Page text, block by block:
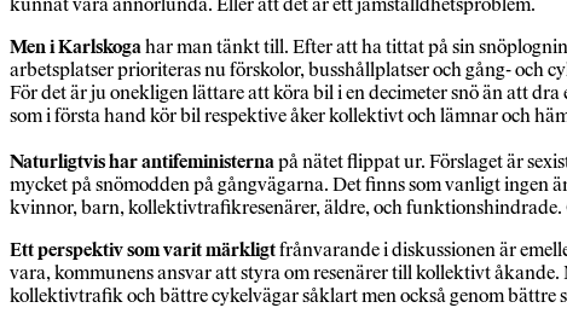
Men i Karlskogahar man tänkt till. Efter att ha tittat på sin
arbetsplatser prioriteras nu förskolor, busshållplatser och gång- och
För det är ju onekligen lättare att köra bil i en decimeter snö än att
som i första hand kör bil respektive åker kollektivt och lämnar och
Naturligtvis har antifeministernapå nätet flippat ur. Förslaget är
mycket på snömodden på gångvägarna. Det finns som vanligt
kvinnor, barn, kollektivtrafikresenärer, äldre, och funktionshind­rade.
Ett perspektiv som varit märkligtfrånvarande i diskussionen är
vara, kommunens ansvar att styra om resenärer till kollektivt
kollektivtrafik och bättre cykelvägar såklart men också genom